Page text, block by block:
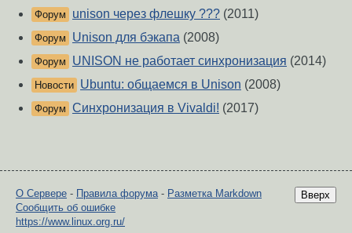
Форум unison через флешку ??? (2011)
Форум Unison для бэкапа (2008)
Форум UNISON не работает синхронизация (2014)
Новости Ubuntu: общаемся в Unison (2008)
Форум Синхронизация в Vivaldi! (2017)
Вверх
О Сервере - Правила форума- Разметка Markdown
Сообщить об ошибке
https://www.linux.org.ru/